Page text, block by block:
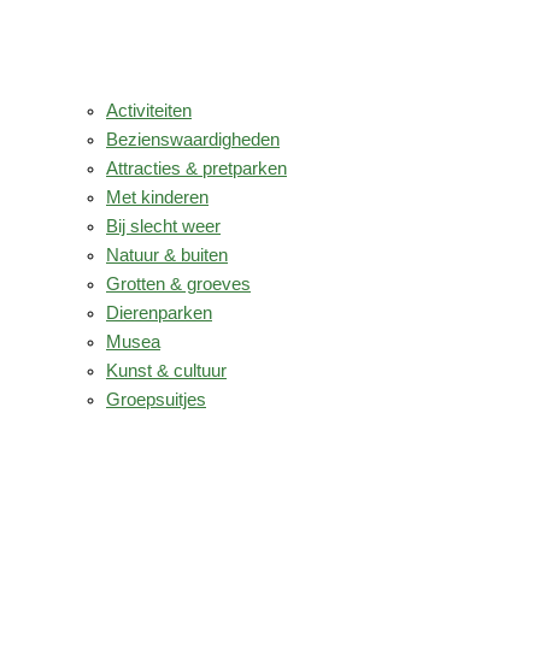
Activiteiten
Bezienswaardigheden
Attracties & pretparken
Met kinderen
Bij slecht weer
Natuur & buiten
Grotten & groeves
Dierenparken
Musea
Kunst & cultuur
Groepsuitjes